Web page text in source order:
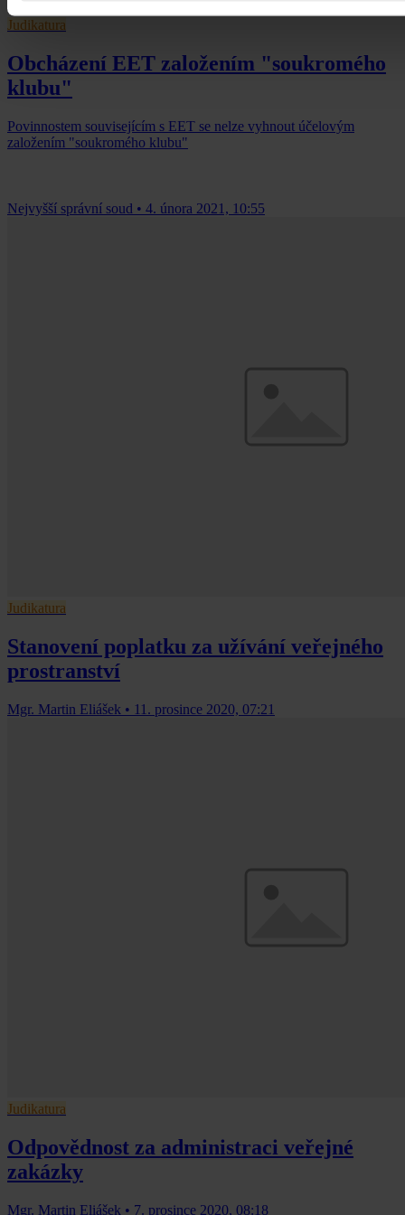
Judikatura
Obcházení EET založením "soukromého
klubu"
Povinnostem souvisejícím s EET se nelze vyhnout účelovým
založením "soukromého klubu"
Nejvyšší správní soud • 4. února 2021, 10:55
Judikatura
Stanovení poplatku za užívání veřejného
prostranství
Mgr. Martin Eliášek • 11. prosince 2020, 07:21
Judikatura
Odpovědnost za administraci veřejné
zakázky
Mgr. Martin Eliášek • 7. prosince 2020, 08:18